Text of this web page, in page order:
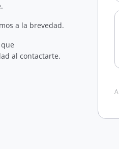
a la brevedad.
al contactarte.